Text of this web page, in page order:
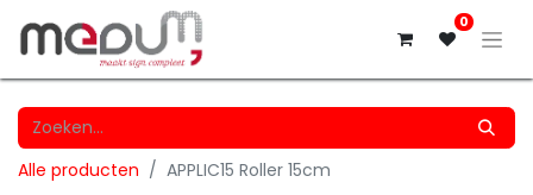
0
Alle producten APPLIC15 Roller 15cm